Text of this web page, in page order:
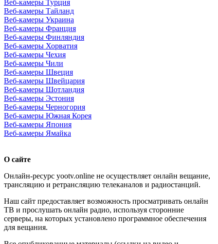
Веб-камеры Турция
Веб-камеры Тайланд
Веб-камеры Украина
Веб-камеры Франция
Веб-камеры Финляндия
Веб-камеры Хорватия
Веб-камеры Чехия
Веб-камеры Чили
Веб-камеры Швеция
Веб-камеры Швейцария
Веб-камеры Шотландия
Веб-камеры Эстония
Веб-камеры Черногория
Веб-камеры Южная Корея
Веб-камеры Япония
Веб-камеры Ямайка
О сайте
Онлайн-ресурс yootv.online не осуществляет онлайн вещание,
трансляцию и ретрансляцию телеканалов и радиостанций.
Наш сайт предоставляет возможность просматривать онлайн
ТВ и прослушать онлайн радио, используя сторонние
серверы, на которых установлено программное обеспечения
для вещания.